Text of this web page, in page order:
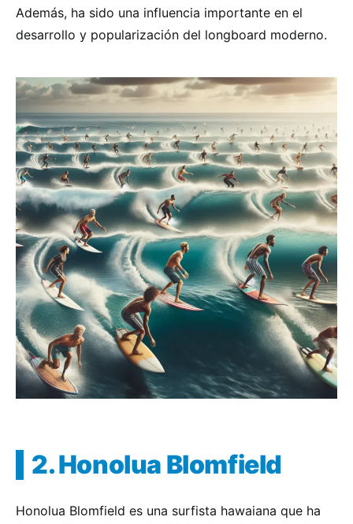
Además, ha sido una influencia importante en el
desarrollo y popularización del longboard moderno.
2. Honolua Blomfield
Honolua Blomfield es una surfista hawaiana que ha